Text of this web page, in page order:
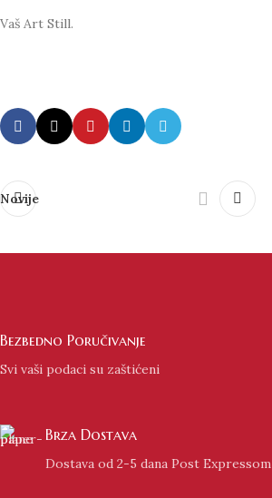
Vaš Art Still.
Novije
Bezbedno Poručivanje
Svi vaši podaci su zaštićeni
Brza Dostava
Dostava od 2-5 dana Post Expressom